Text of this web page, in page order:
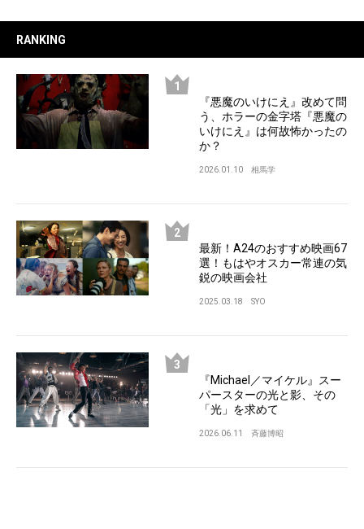
RANKING
『悪魔のいけにえ』改めて問
う、ホラーの金字塔『悪魔の
いけにえ』は何故怖かったの
か？
2026.01.10 相馬学
最新！A24のおすすめ映画67
選！もはやオスカー常連の気
鋭の映画会社
2025.03.18 SYO
『Michael／マイケル』スー
パースターの光と影、その
「光」を求めて
2026.06.11 斉藤博昭